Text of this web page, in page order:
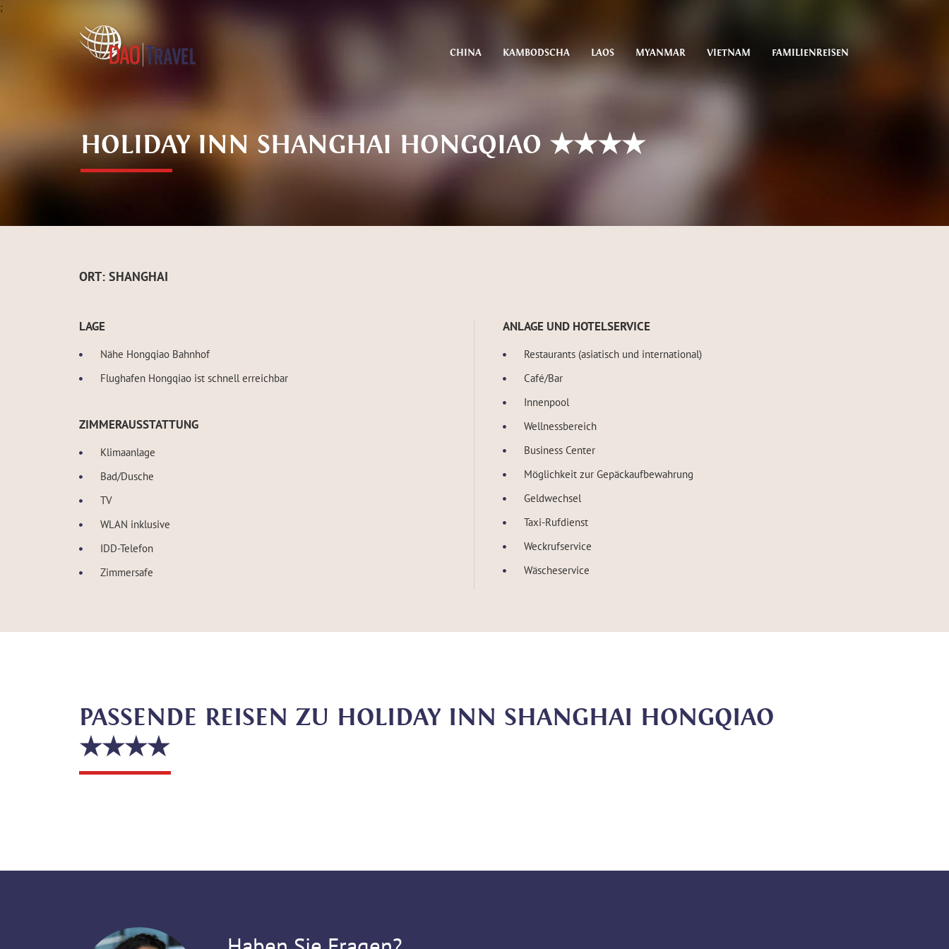
CHINA KAMBODSCHA LAOS MYANMAR VIETNAM FAMILIENREISEN
;
HOLIDAY INN SHANGHAI HONGQIAO ★★★★
ORT: SHANGHAI
LAGE
Nähe Hongqiao Bahnhof
Flughafen Hongqiao ist schnell erreichbar
ZIMMERAUSSTATTUNG
Klimaanlage
Bad/Dusche
TV
WLAN inklusive
IDD-Telefon
Zimmersafe
ANLAGE UND HOTELSERVICE
Restaurants (asiatisch und international)
Café/Bar
Innenpool
Wellnessbereich
Business Center
Möglichkeit zur Gepäckaufbewahrung
Geldwechsel
Taxi-Rufdienst
Weckrufservice
Wäscheservice
PASSENDE REISEN ZU HOLIDAY INN SHANGHAI HONGQIAO
★★★★